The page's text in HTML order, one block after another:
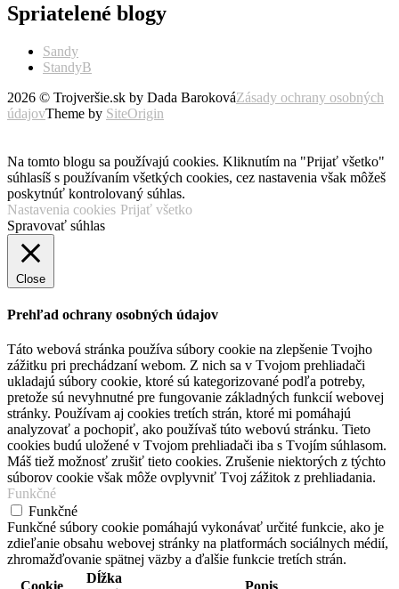
Spriatelené blogy
Sandy
StandyB
2026 © Trojveršie.sk by Dada BarokováZásady ochrany osobných
údajovTheme by SiteOrigin
Na tomto blogu sa používajú cookies. Kliknutím na "Prijať všetko"
súhlasíš s používaním všetkých cookies, cez nastavenia však môžeš
poskytnúť kontrolovaný súhlas.
Nastavenia cookies Prijať všetko
Spravovať súhlas
Close
Prehľad ochrany osobných údajov
Táto webová stránka používa súbory cookie na zlepšenie Tvojho
zážitku pri prechádzaní webom. Z nich sa v Tvojom prehliadači
ukladajú súbory cookie, ktoré sú kategorizované podľa potreby,
pretože sú nevyhnutné pre fungovanie základných funkcií webovej
stránky. Používam aj cookies tretích strán, ktoré mi pomáhajú
analyzovať a pochopiť, ako používaš túto webovú stránku. Tieto
cookies budú uložené v Tvojom prehliadači iba s Tvojím súhlasom.
Máš tiež možnosť zrušiť tieto cookies. Zrušenie niektorých z týchto
súborov cookie však môže ovplyvniť Tvoj zážitok z prehliadania.
Funkčné
Funkčné
Funkčné súbory cookie pomáhajú vykonávať určité funkcie, ako je
zdieľanie obsahu webovej stránky na platformách sociálnych médií,
zhromažďovanie spätnej väzby a ďalšie funkcie tretích strán.
Dĺžka